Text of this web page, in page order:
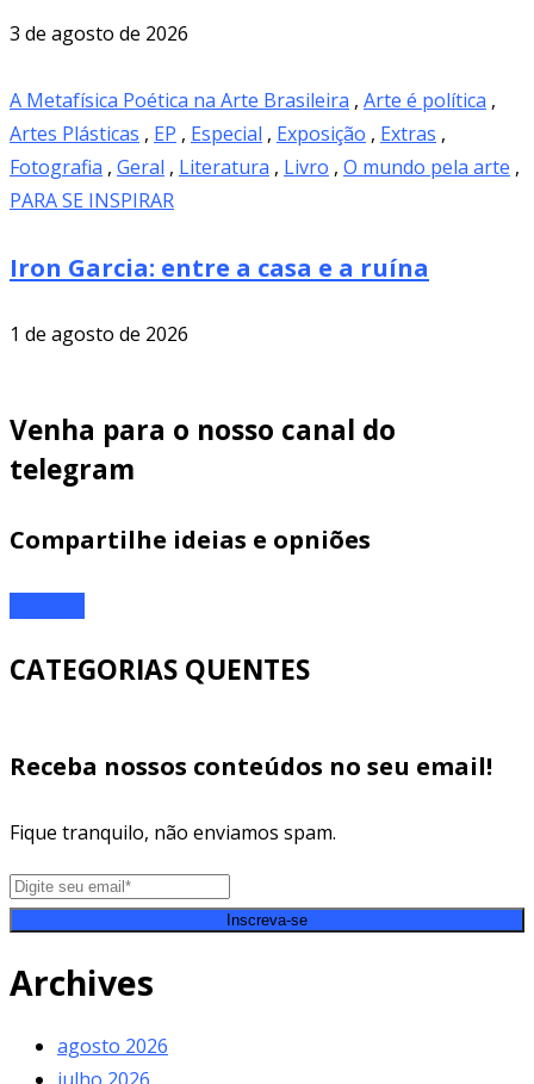
3 de agosto de 2026
A Metafísica Poética na Arte Brasileira , Arte é política ,
Artes Plásticas , EP , Especial , Exposição , Extras ,
Fotografia , Geral , Literatura , Livro , O mundo pela arte ,
PARA SE INSPIRAR
Iron Garcia: entre a casa e a ruína
1 de agosto de 2026
Venha para o nosso canal do
telegram
Compartilhe ideias e opniões
CATEGORIAS QUENTES
Receba nossos conteúdos no seu email!
Fique tranquilo, não enviamos spam.
Inscreva-se
Archives
agosto 2026